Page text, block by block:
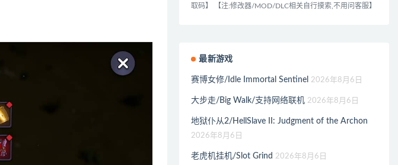
取码】 【注:修改器/MOD/DLC相关自行摸索,不用问客服】
最新游戏
赛博女修/Idle Immortal Sentinel 2026年8月6日
大步走/Big Walk/支持网络联机 2026年8月6日
地狱仆从2/HellSlave II: Judgment of the Archon
2026年8月6日
老虎机挂机/Slot Grind 2026年8月6日